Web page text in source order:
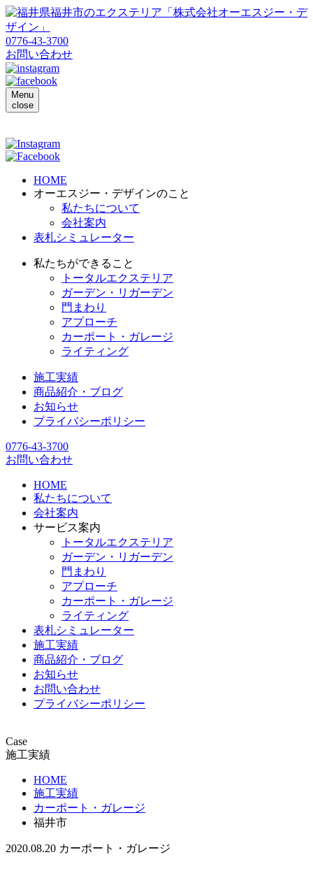
0776-43-3700
お問い合わせ
Menu
close
HOME
オーエスジー・デザインのこと
私たちについて
会社案内
表札シミュレーター
私たちができること
トータルエクステリア
ガーデン・リガーデン
門まわり
アプローチ
カーポート・ガレージ
ライティング
施工実績
商品紹介・ブログ
お知らせ
プライバシーポリシー
0776-43-3700
お問い合わせ
HOME
私たちについて
会社案内
サービス案内
トータルエクステリア
ガーデン・リガーデン
門まわり
アプローチ
カーポート・ガレージ
ライティング
表札シミュレーター
施工実績
商品紹介・ブログ
お知らせ
お問い合わせ
プライバシーポリシー
Case
施工実績
HOME
施工実績
カーポート・ガレージ
福井市
2020.08.20 カーポート・ガレージ